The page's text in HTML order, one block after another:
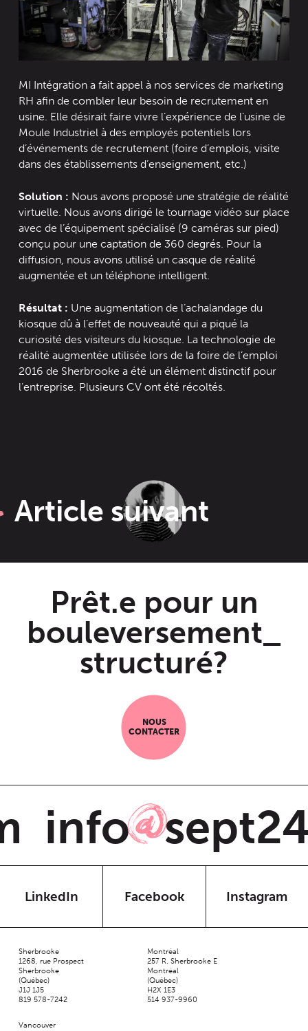
MI Intégration a fait appel à nos services de marketing
RH afin de combler leur besoin de recrutement en
usine. Elle désirait faire vivre l’expérience de l’usine de
Moule Industriel à des employés potentiels lors
d’événements de recrutement (foire d’emplois, visite
dans des établissements d’enseignement, etc.)
Solution : Nous avons proposé une stratégie de réalité
virtuelle. Nous avons dirigé le tournage vidéo sur place
avec de l’équipement spécialisé (9 caméras sur pied)
conçu pour une captation de 360 degrés. Pour la
diffusion, nous avons utilisé un casque de réalité
augmentée et un téléphone intelligent.
Résultat : Une augmentation de l’achalandage du
kiosque dû à l’effet de nouveauté qui a piqué la
curiosité des visiteurs du kiosque. La technologie de
réalité augmentée utilisée lors de la foire de l’emploi
2016 de Sherbrooke a été un élément distinctif pour
l’entreprise. Plusieurs CV ont été récoltés.
Article suivant
Prêt.e pour un
bouleversement_
structuré?
NOUS
CONTACTER
info@
LinkedIn Facebook Instagram
Sherbrooke
1268, rue Prospect
Sherbrooke
(Québec)
J1J 1J5
819 578-7242
Montréal
257 R. Sherbrooke E
Montréal
(Québec)
H2X 1E3
514 937-9960
Vancouver